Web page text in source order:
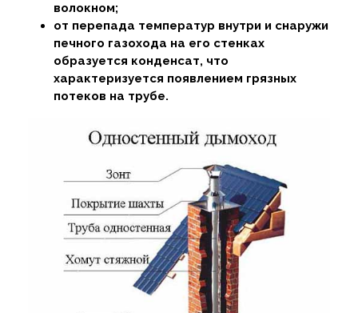
волокном;
от перепада температур внутри и снаружи
печного газохода на его стенках
образуется конденсат, что
характеризуется появлением грязных
потеков на трубе.